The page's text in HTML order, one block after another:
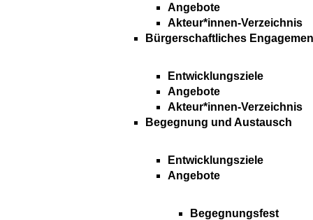
Angebote
Akteur*innen-Verzeichnis
Bürgerschaftliches
Entwicklungsziele
Angebote
Akteur*innen-Verzeichnis
Begegnung und Austausch
Entwicklungsziele
Angebote
Begegnungsfest